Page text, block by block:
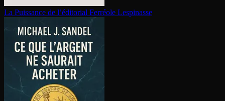
La Puissance de l’éditorial Ferréole Lespinasse